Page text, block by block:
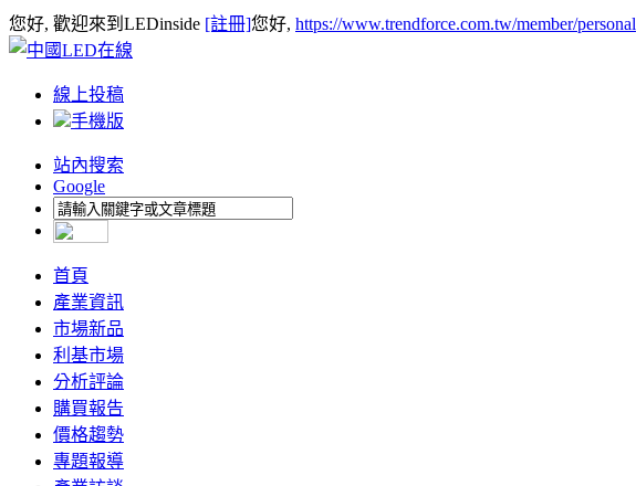
您好, 歡迎來到LEDinside [註冊]您好, https://www.trendforce.com.tw/member/personal
線上投稿
手機版
站內搜索
Google
首頁
產業資訊
市場新品
利基市場
分析評論
購買報告
價格趨勢
專題報導